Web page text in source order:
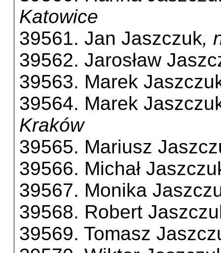
Katowice
39561. Jan Jaszczuk,
39562. Jarosław
39563. Marek
39564. Marek
Kraków
39565. Mariusz
39566. Michał
39567. Monika
39568. Robert
39569. Tomasz